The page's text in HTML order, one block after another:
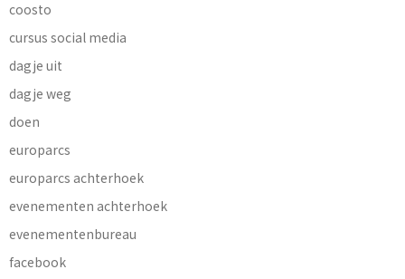
coosto
cursus social media
dagje uit
dagje weg
doen
europarcs
europarcs achterhoek
evenementen achterhoek
evenementenbureau
facebook